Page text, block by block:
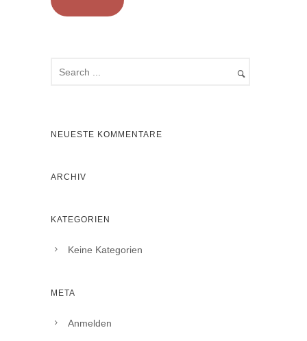
NEUESTE KOMMENTARE
ARCHIV
KATEGORIEN
Keine Kategorien
META
Anmelden